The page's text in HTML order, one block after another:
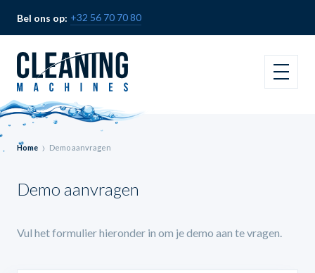
Bel ons op: +32 56 70 70 80
Home Demo aanvragen
Demo aanvragen
Vul het formulier hieronder in om je demo aan te vragen.